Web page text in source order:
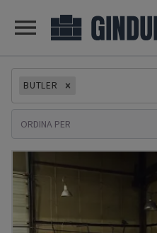
BUTLER